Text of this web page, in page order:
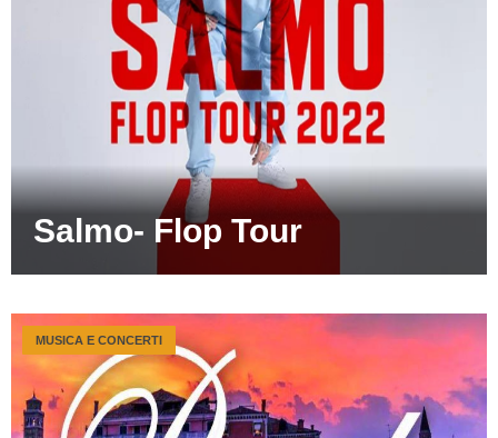
Salmo- Flop Tour
MUSICA E CONCERTI